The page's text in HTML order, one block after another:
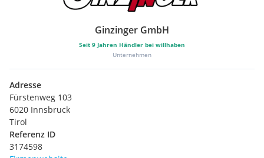
Ginzinger GmbH
Seit 9 Jahren Händler bei willhaben
Unternehmen
Adresse
Fürstenweg 103
6020 Innsbruck
Tirol
Referenz ID
3174598